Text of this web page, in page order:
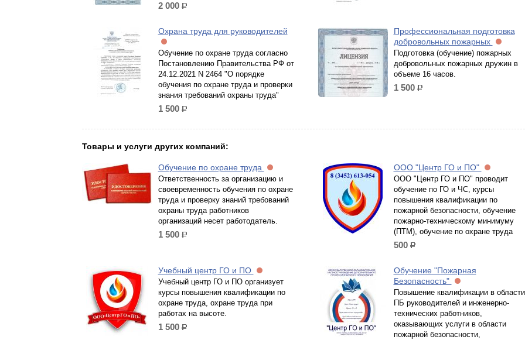
2 000 р.
Охрана труда для руководителей
Обучение по охране труда согласно
Постановлению Правительства РФ от
24.12.2021 N 2464 "О порядке
обучения по охране труда и проверки
знания требований охраны труда"
1 500 р.
Профессиональная подготовка
добровольных пожарных
Подготовка (обучение) пожарных
добровольных пожарных дружин в
объеме 16 часов.
1 500 р.
Товары и услуги других компаний:
Обучение по охране труда
Ответственность за организацию и
своевременность обучения по охране
труда и проверку знаний требований
охраны труда работников
организаций несет работодатель.
1 500 р.
ООО "Центр ГО и ПО"
ООО "Центр ГО и ПО" проводит
обучение по ГО и ЧС, курсы
повышения квалификации по
пожарной безопасности, обучение
пожарно-техническому минимуму
(ПТМ), обучение по охране труда
500 р.
Учебный центр ГО и ПО
Учебный центр ГО и ПО организует
курсы повышения квалификации по
охране труда, охране труда при
работах на высоте.
1 500 р.
Обучение "Пожарная
Безопасность"
Повышение квалификации в области
ПБ руководителей и инженерно-
технических работников,
оказывающих услуги в области
пожарной безопасности,